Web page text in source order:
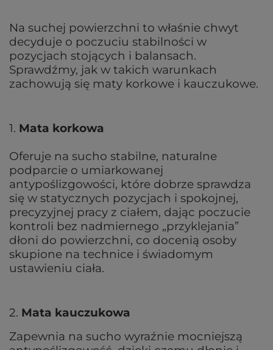
Na suchej powierzchni to właśnie chwyt
decyduje o poczuciu stabilności w
pozycjach stojących i balansach.
Sprawdźmy, jak w takich warunkach
zachowują się maty korkowe i kauczukowe.
1. Mata korkowa
Oferuje na sucho stabilne, naturalne
podparcie o umiarkowanej
antypoślizgowości, które dobrze sprawdza
się w statycznych pozycjach i spokojnej,
precyzyjnej pracy z ciałem, dając poczucie
kontroli bez nadmiernego „przyklejania”
dłoni do powierzchni, co docenią osoby
skupione na technice i świadomym
ustawieniu ciała.
2. Mata kauczukowa
Zapewnia na sucho wyraźnie mocniejszą